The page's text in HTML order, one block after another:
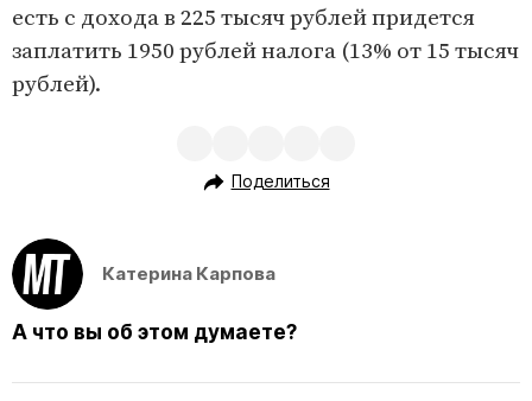
есть с дохода в 225 тысяч рублей придется
заплатить 1950 рублей налога (13% от 15 тысяч
рублей).
Поделиться
Катерина Карпова
А что вы об этом думаете?